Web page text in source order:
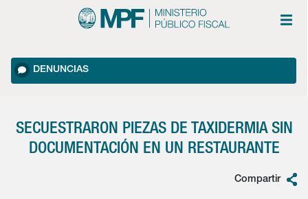
DENUNCIAS
SECUESTRARON PIEZAS DE TAXIDERMIA SIN
DOCUMENTACIÓN EN UN RESTAURANTE
Compartir